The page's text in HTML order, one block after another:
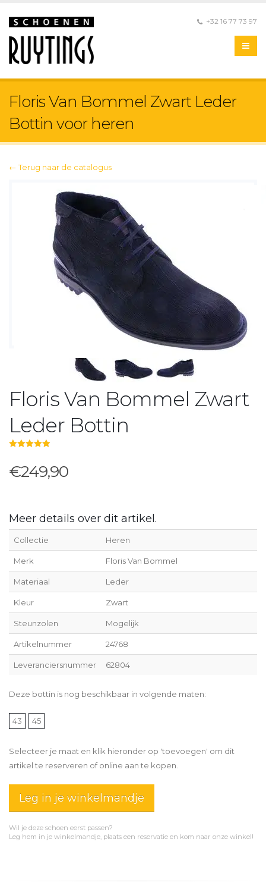
+32 16 77 73 97
Floris Van Bommel Zwart Leder
Bottin voor heren
← Terug naar de catalogus
Floris Van Bommel Zwart
Leder Bottin
€249,90
Meer details over dit artikel.
Collectie Heren
Merk Floris Van Bommel
Materiaal Leder
Kleur Zwart
Steunzolen Mogelijk
Artikelnummer 24768
Leveranciersnummer 62804
Deze bottin is nog beschikbaar in volgende maten:
43 45
Selecteer je maat en klik hieronder op 'toevoegen' om dit
artikel te reserveren of online aan te kopen.
Leg in je winkelmandje
Wil je deze schoen eerst passen?
Leg hem in je winkelmandje, plaats een reservatie en kom naar onze winkel!